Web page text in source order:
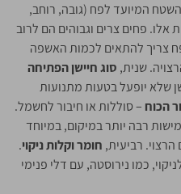
המיועד לפח (גובה, רוחב,
פחים צרים וגבוהים הם לרוב
צריך להתאים לכמות האשפה
שנית, סוג חיישן הפתיחה
שלא יופעל בטעות מתנועות
הכוח – סוללות או חיבור לחשמל.
רבה יותר במיקום, במיוחד
רביעית, חומר וקלות ניקוי.
כמו נירוסטה, עם דלי פנימי